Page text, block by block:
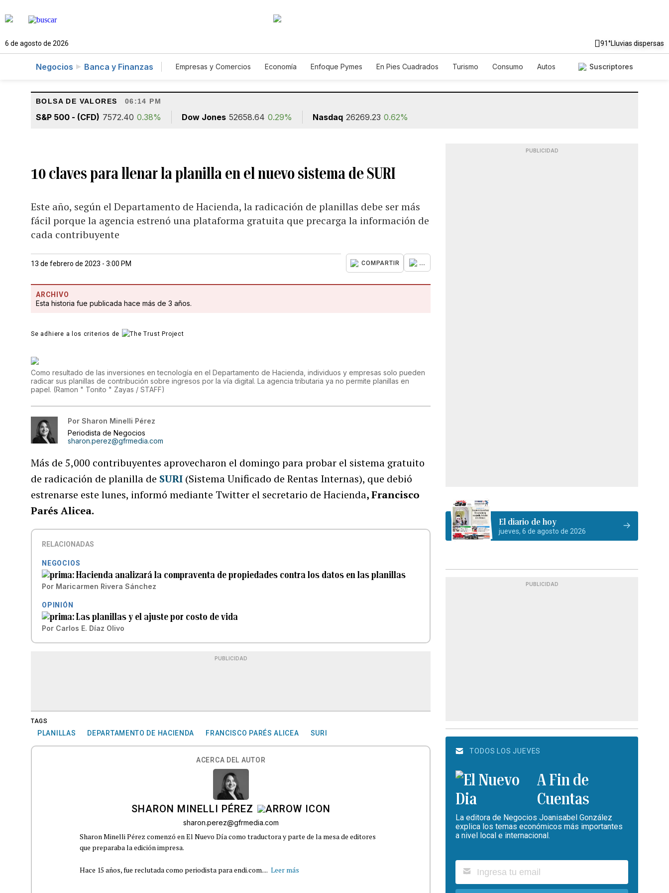
6 de agosto de 2026 91°Lluvias dispersas
Negocios Banca y Finanzas Empresas y Comercios Economía Enfoque Pymes En Pies Cuadrados Turismo Consumo
Autos
Suscriptores
BOLSA DE VALORES 06:14 PM
S&P 500 - (CFD) 7572.40 0.38% Dow Jones 52658.64 0.29% Nasdaq 26269.23 0.62%
10 claves para llenar la planilla en el nuevo sistema de SURI
Este año, según el Departamento de Hacienda, la radicación de planillas debe ser más
fácil porque la agencia estrenó una plataforma gratuita que precarga la información de
cada contribuyente
13 de febrero de 2023 - 3:00 PM COMPARTIR ...
ARCHIVO
Esta historia fue publicada hace más de 3 años.
Se adhiere a los criterios de
Como resultado de las inversiones en tecnología en el Departamento de Hacienda, individuos y empresas solo pueden
radicar sus planillas de contribución sobre ingresos por la vía digital. La agencia tributaria ya no permite planillas en
papel. (Ramon " Tonito " Zayas / STAFF)
Por Sharon Minelli Pérez
Periodista de Negocios
sharon.perez@gfrmedia.com
Más de 5,000 contribuyentes aprovecharon el domingo para probar el sistema gratuito
de radicación de planilla de SURI (Sistema Unificado de Rentas Internas), que debió
estrenarse este lunes, informó mediante Twitter el secretario de Hacienda, Francisco
Parés Alicea.
RELACIONADAS
NEGOCIOS
Hacienda analizará la compraventa de propiedades contra los datos en las planillas
Por Maricarmen Rivera Sánchez
OPINIÓN
Las planillas y el ajuste por costo de vida
Por Carlos E. Díaz Olivo
PUBLICIDAD
TAGS
PLANILLAS DEPARTAMENTO DE HACIENDA FRANCISCO PARÉS ALICEA SURI
ACERCA DEL AUTOR
SHARON MINELLI PÉREZ
sharon.perez@gfrmedia.com
Sharon Minelli Pérez comenzó en El Nuevo Día como traductora y parte de la mesa de editores
que preparaba la edición impresa.
Hace 15 años, fue reclutada como periodista para endi.com.... Leer más
PUBLICIDAD
El diario de hoy
jueves, 6 de agosto de 2026
PUBLICIDAD
TODOS LOS JUEVES
A Fin de
Cuentas
La editora de Negocios Joanisabel González
explica los temas económicos más importantes
a nivel local e internacional.